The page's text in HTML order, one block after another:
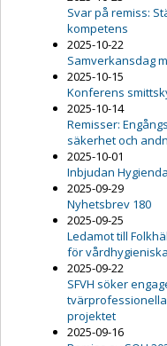
Svar på remiss:
kompetens
2025-10-22
Samverkansdag
2025-10-15
Konferens
2025-10-14
Remisser:
säkerhet och
2025-10-01
Inbjudan
2025-09-29
Nyhetsbrev 180
2025-09-25
Ledamot till
för
2025-09-22
SFVH söker
tvärprofessionella
projektet
2025-09-16